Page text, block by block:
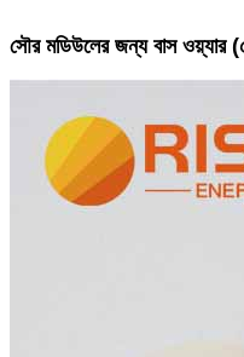
সৌর মডিউলের জন্য বাস ওয়্যার